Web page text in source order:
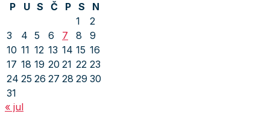
P
U S Č P S
N
1
2
3
4 5 6 7 8
9
10 11 12 13 14 15 16
17 18 19 20 21 22 23
24 25 26 27 28 29 30
31
« jul